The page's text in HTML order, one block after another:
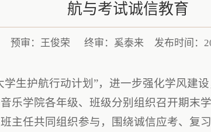
航与考试诚信教育
预审：王俊荣 终审：奚泰来 发布时间：
学生护航行动计划”，进一步强化学风建设
乐学院各年级、班级分别组织召开期末
主任共同组织参与，围绕诚信应考、复